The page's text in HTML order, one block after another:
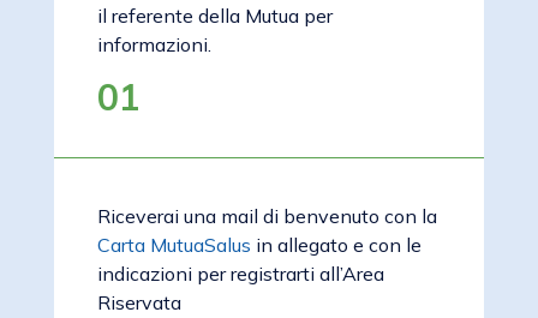
il referente della Mutua per
informazioni.
01
Riceverai una mail di benvenuto con la
Carta MutuaSalus in allegato e con le
indicazioni per registrarti all’Area
Riservata